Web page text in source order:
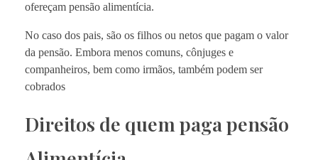
ofereçam pensão alimentícia.
No caso dos pais, são os filhos ou netos que pagam o valor
da pensão. Embora menos comuns, cônjuges e
companheiros, bem como irmãos, também podem ser
cobrados
Direitos de quem paga pensão